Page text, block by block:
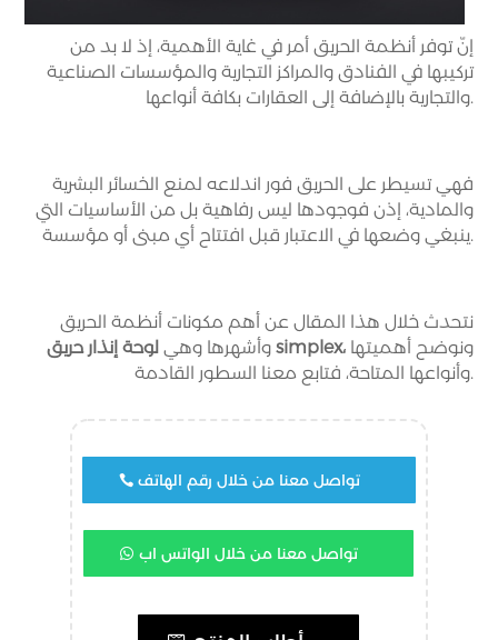
إنّ توفر أنظمة الحريق أمر في غاية الأهمية، إذ لا بد من
تركيبها في الفنادق والمراكز التجارية والمؤسسات الصناعية
والتجارية بالإضافة إلى العقارات بكافة أنواعها.
فهي تسيطر على الحريق فور اندلاعه لمنع الخسائر البشرية
والمادية، إذن فوجودها ليس رفاهية بل من الأساسيات التي
ينبغي وضعها في الاعتبار قبل افتتاح أي مبنى أو مؤسسة.
نتحدث خلال هذا المقال عن أهم مكونات أنظمة الحريق
وأشهرها وهيلوحة إنذار حريق simplex، ونوضح أهميتها
وأنواعها المتاحة، فتابع معنا السطور القادمة.
تواصل معنا من خلال رقم الهاتف
تواصل معنا من خلال الواتس اب